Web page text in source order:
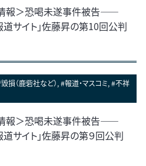
報＞恐喝未遂事件被告――
道サイト」佐藤昇の第10回公判
損（鹿砦社など）, #報道・マスコミ, #不祥
報＞恐喝未遂事件被告――
道サイト」佐藤昇の第９回公判